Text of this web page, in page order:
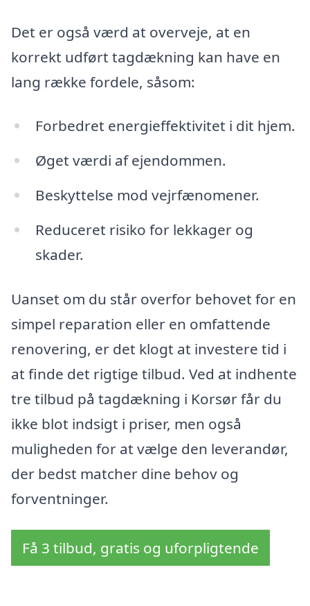
Det er også værd at overveje, at en
korrekt udført tagdækning kan have en
lang række fordele, såsom:
Forbedret energieffektivitet i dit hjem.
Øget værdi af ejendommen.
Beskyttelse mod vejrfænomener.
Reduceret risiko for lekkager og
skader.
Uanset om du står overfor behovet for en
simpel reparation eller en omfattende
renovering, er det klogt at investere tid i
at finde det rigtige tilbud. Ved at indhente
tre tilbud på tagdækning i Korsør får du
ikke blot indsigt i priser, men også
muligheden for at vælge den leverandør,
der bedst matcher dine behov og
forventninger.
Få 3 tilbud, gratis og uforpligtende